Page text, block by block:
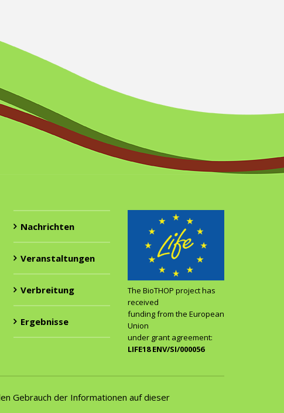
Nachrichten
Veranstaltungen
Verbreitung
Ergebnisse
The BioTHOP project has
received
funding from the European
Union
under grant agreement:
LIFE18 ENV/SI/000056
Gebrauch der Informationen auf dieser